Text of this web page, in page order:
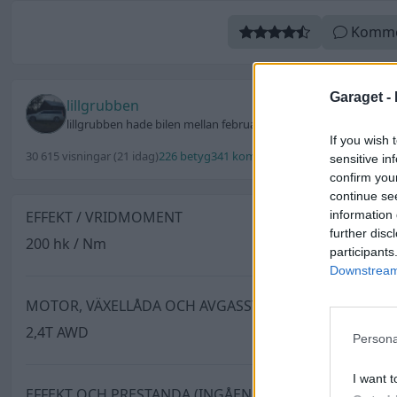
Garaget -
If you wish
sensitive
confirm
continue
information
further
I want
lillgrubben
lillgrubben hade bilen mellan februari 2009 och juli 2010 (såld)
30 615 visningar (21 idag)226 betyg341 kommentarer 66 favoriter2
EFFEKT / VRIDMOMENT
200 hk / Nm
MOTOR, VÄXELLÅDA OCH AVGASSYSTEM
2,4T AWD